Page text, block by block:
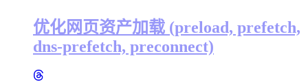
优化网页资产加载 (preload, prefetch,
dns-prefetch, preconnect)